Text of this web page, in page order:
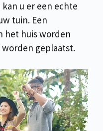
u er een echte
tuin. Een
het huis worden
geplaatst.